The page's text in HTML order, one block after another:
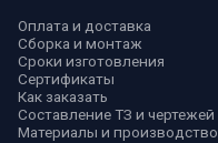
Оплата и доставка
Сборка и монтаж
Сроки изготовления
Сертификаты
Как заказать
Составление ТЗ и чертежей
Материалы и производство